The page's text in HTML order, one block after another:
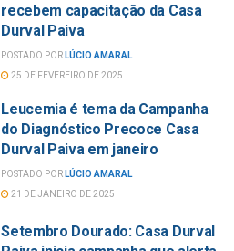
recebem capacitação da Casa
Durval Paiva
POSTADO POR LÚCIO AMARAL
25 DE FEVEREIRO DE 2025
Leucemia é tema da Campanha
do Diagnóstico Precoce Casa
Durval Paiva em janeiro
POSTADO POR LÚCIO AMARAL
21 DE JANEIRO DE 2025
Setembro Dourado: Casa Durval